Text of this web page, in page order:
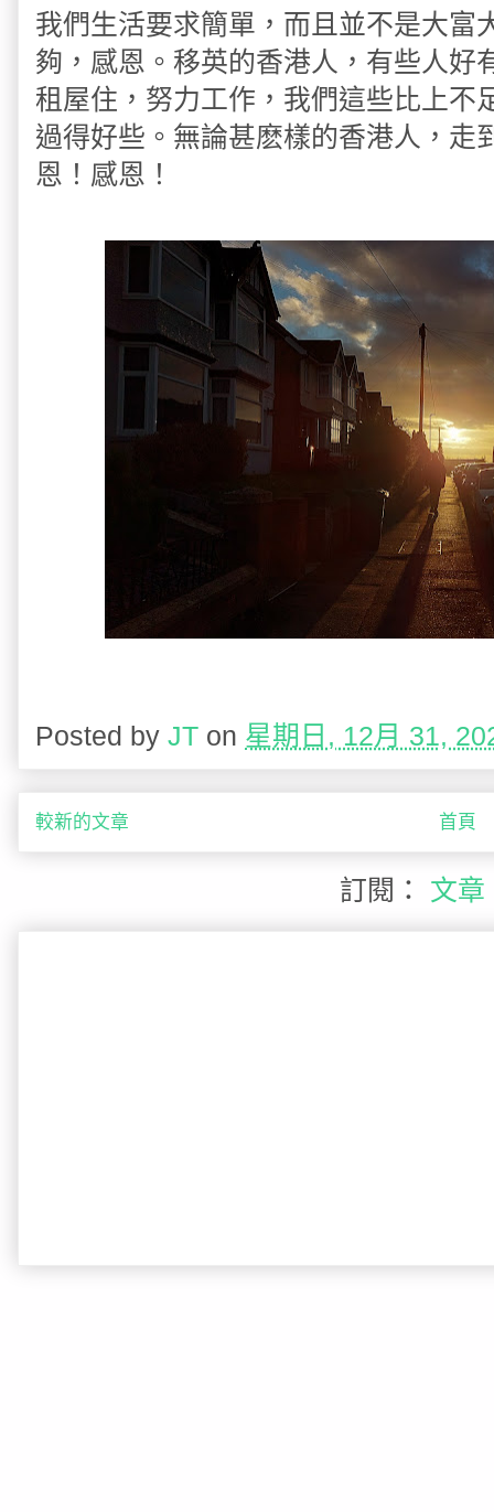
我們生活要求簡單，而且並不是大富
夠，感恩。移英的香港人，有些人好
租屋住，努力工作，我們這些比上不
過得好些。無論甚麽樣的香港人，走
恩！感恩！
Posted by JT on 星期日, 12月 31,
較新的文章 首頁
訂閱： 文章